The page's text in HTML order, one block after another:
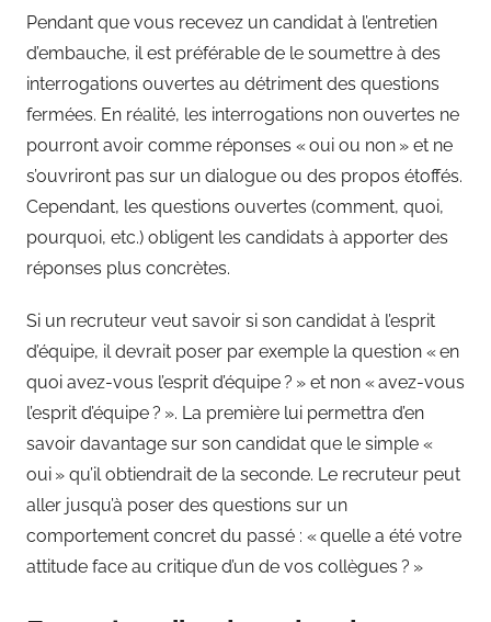
Pendant que vous recevez un candidat à l’entretien
d’embauche, il est préférable de le soumettre à des
interrogations ouvertes au détriment des questions
fermées. En réalité, les interrogations non ouvertes ne
pourront avoir comme réponses « oui ou non » et ne
s’ouvriront pas sur un dialogue ou des propos étoffés.
Cependant, les questions ouvertes (comment, quoi,
pourquoi, etc.) obligent les candidats à apporter des
réponses plus concrètes.
Si un recruteur veut savoir si son candidat à l’esprit
d’équipe, il devrait poser par exemple la question « en
quoi avez-vous l’esprit d’équipe ? » et non « avez-vous
l’esprit d’équipe ? ». La première lui permettra d’en
savoir davantage sur son candidat que le simple «
oui » qu’il obtiendrait de la seconde. Le recruteur peut
aller jusqu’à poser des questions sur un
comportement concret du passé : « quelle a été votre
attitude face au critique d’un de vos collègues ? »